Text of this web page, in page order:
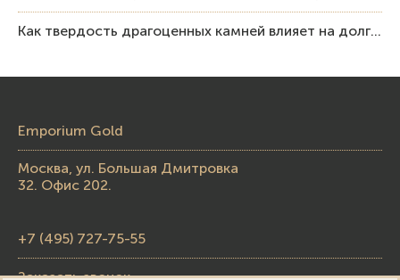
Как твердость драгоценных камней влияет на долговечность ювелирных изделий
Emporium Gold
Москва, ул. Большая Дмитровка
32. Офис 202.
+7 (495) 727-75-55